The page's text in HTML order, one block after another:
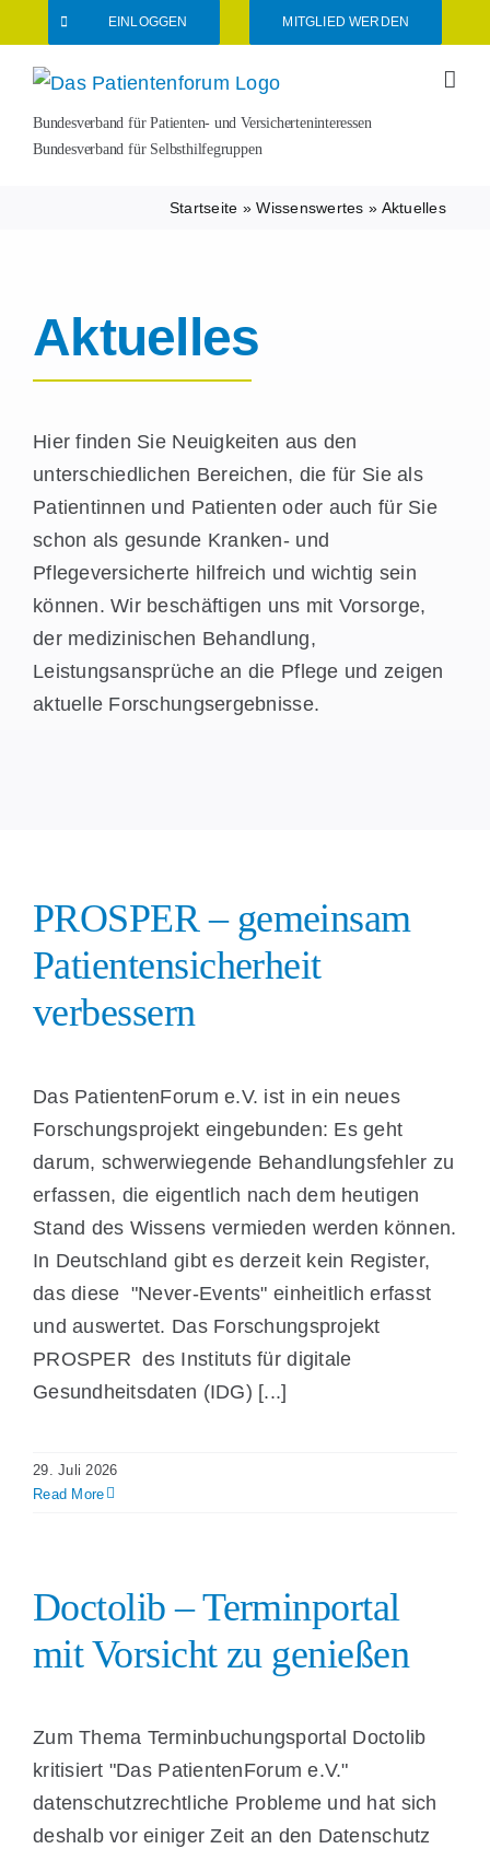
Inhalt
springen
EINLOGGEN MITGLIED WERDEN
Bundesverband für Patienten- und Versicherteninteressen
Bundesverband für Selbsthilfegruppen
Startseite »Wissenswertes » Aktuelles
Aktuelles
Hier finden Sie Neuigkeiten aus den
unterschiedlichen Bereichen, die für Sie als
Patientinnen und Patienten oder auch für Sie
schon als gesunde Kranken- und
Pflegeversicherte hilfreich und wichtig sein
können. Wir beschäftigen uns mit Vorsorge,
der medizinischen Behandlung,
Leistungsansprüche an die Pflege und zeigen
aktuelle Forschungsergebnisse.
PROSPER – gemeinsam
Patientensicherheit
verbessern
Das PatientenForum e.V. ist in ein neues
Forschungsprojekt eingebunden: Es geht
darum, schwerwiegende Behandlungsfehler zu
erfassen, die eigentlich nach dem heutigen
Stand des Wissens vermieden werden können.
In Deutschland gibt es derzeit kein Register,
das diese "Never-Events" einheitlich erfasst
und auswertet. Das Forschungsprojekt
PROSPER des Instituts für digitale
Gesundheitsdaten (IDG) [...]
29. Juli 2026
Read More
Doctolib – Terminportal
mit Vorsicht zu genießen
Zum Thema Terminbuchungsportal Doctolib
kritisiert "Das PatientenForum e.V."
datenschutzrechtliche Probleme und hat sich
deshalb vor einiger Zeit an den Datenschutz